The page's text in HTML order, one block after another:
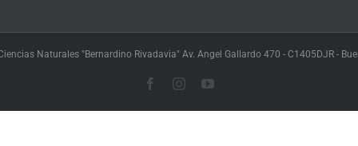
Naturales "Bernardino Rivadavia" Av. Angel Gallardo 470 - C1405DJR -
FacebookInstagramYouTube